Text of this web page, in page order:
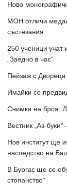
Ново
МОН отличи
състезания
250 ученици учат
„Заедно в час“
Пейзаж с Двореца
Имайки се
Снимка на броя:
Вестник „Аз-
Нов институт ще
наследство на
В Бургас ще се
стопанство“